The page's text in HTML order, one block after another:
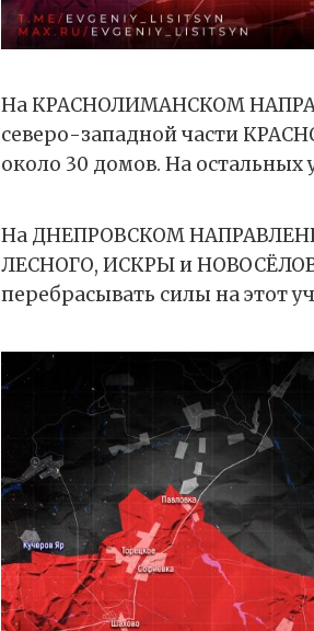
На КРАСНОЛИМАНСКОМ
северо-западной части
около 30 домов. На
На ДНЕПРОВСКОМ
ЛЕСНОГО, ИСКРЫ и
перебрасывать силы на этот